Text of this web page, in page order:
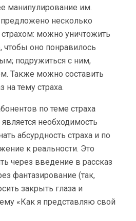
манипулирование им.
несколько
можно уничтожить
чтобы оно понравилось
подружиться с ним,
Также можно составить
на тему страха.
по теме страха
необходимость
абсурдность страха и по
к реальности. Это
через введение в рассказ
фантазирование (так,
закрыть глаза и
«Как я представляю свой